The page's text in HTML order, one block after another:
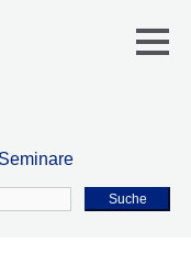
Seminare
Suche